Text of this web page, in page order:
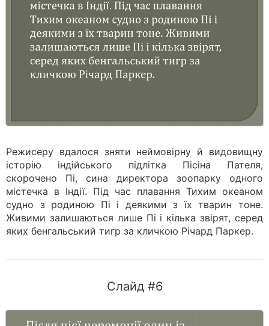
Режисеру вдалося зняти неймовірну й видовищну
історію індійського підлітка Пісіна Пателя,
скорочено Пі, сина директора зоопарку одного
містечка в Індії. Під час плавання Тихим океаном
судно з родиною Пі і деякими з їх тварин тоне.
Живими залишаються лише Пі і кілька звірят, серед
яких бенгальський тигр за кличкою Річард Паркер.
Слайд #6